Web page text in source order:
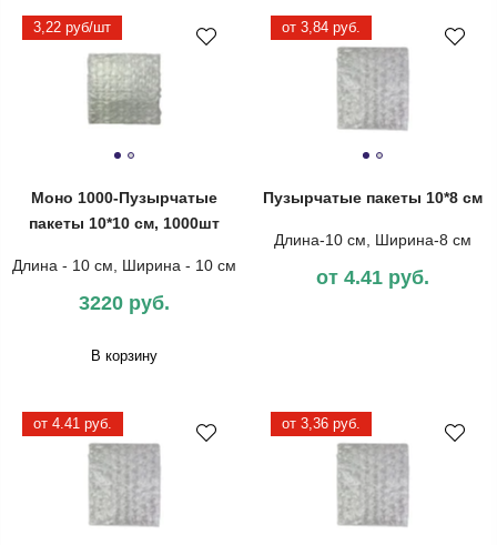
3,22 руб/шт
Моно 1000-Пузырчатые
пакеты 10*10 см, 1000шт
Длина - 10 см, Ширина - 10 см
3220 руб.
В корзину
от 3,84 руб.
Пузырчатые пакеты 10*8 см
Длина-10 см, Ширина-8 см
от 4.41 руб.
от 4.41 руб. от 3,36 руб.